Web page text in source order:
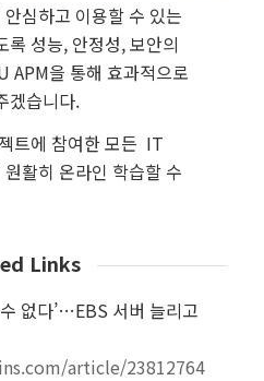
심하고 이용할 수 있는
록 성능, 안정성, 보안의
APM을 통해 효과적으로
겠습니다.
트에 참여한 모든 IT
활히 온라인 학습할 수
Links
없다’…EBS 서버 늘리고
article/23812764